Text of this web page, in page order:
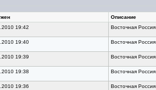
Описание
19:42 Восточная Россия
19:40 Восточная Россия
19:39 Восточная Россия
19:38 Восточная Россия
19:36 Восточная Россия